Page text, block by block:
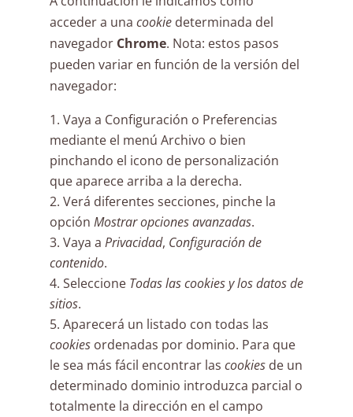
acceder a una cookiedeterminada del
navegador Chrome. Nota: estos pasos
pueden variar en función de la versión del
navegador:
Vaya a Configuración o Preferencias
mediante el menú Archivo o bien
pinchando el icono de personalización
que aparece arriba a la derecha.
Verá diferentes secciones, pinche la
opción Mostrar opciones avanzadas.
Vaya a Privacidad, Configuración de
contenido.
Seleccione Todas las cookies y los datos de
sitios.
Aparecerá un listado con todas las
cookiesordenadas por dominio. Para que
le sea más fácil encontrar las cookiesde un
determinado dominio introduzca parcial o
totalmente la dirección en el campo